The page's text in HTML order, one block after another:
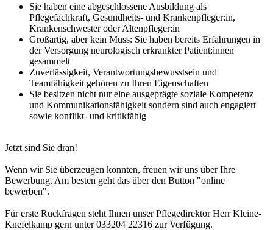
Sie haben eine abgeschlossene Ausbildung als
Pflegefachkraft, Gesundheits- und Krankenpfleger:in,
Krankenschwester oder Altenpfleger:in
Großartig, aber kein Muss: Sie haben bereits Erfahrungen in
der Versorgung neurologisch erkrankter Patient:innen
gesammelt
Zuverlässigkeit, Verantwortungsbewusstsein und
Teamfähigkeit gehören zu Ihren Eigenschaften
Sie besitzen nicht nur eine ausgeprägte soziale Kompetenz
und Kommunikationsfähigkeit sondern sind auch engagiert
sowie konflikt- und kritikfähig
Jetzt sind Sie dran!
Wenn wir Sie überzeugen konnten, freuen wir uns über Ihre
Bewerbung. Am besten geht das über den Button "online
bewerben".
Für erste Rückfragen steht Ihnen unser Pflegedirektor Herr Kleine-
Knefelkamp gern unter 033204 22316 zur Verfügung.